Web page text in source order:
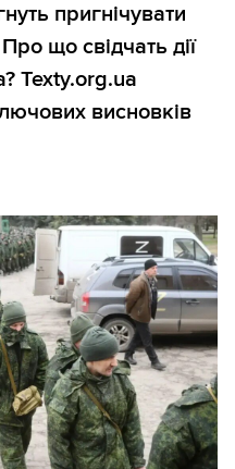
пригнічувати
що свідчать дії
Texty.org.ua
висновків